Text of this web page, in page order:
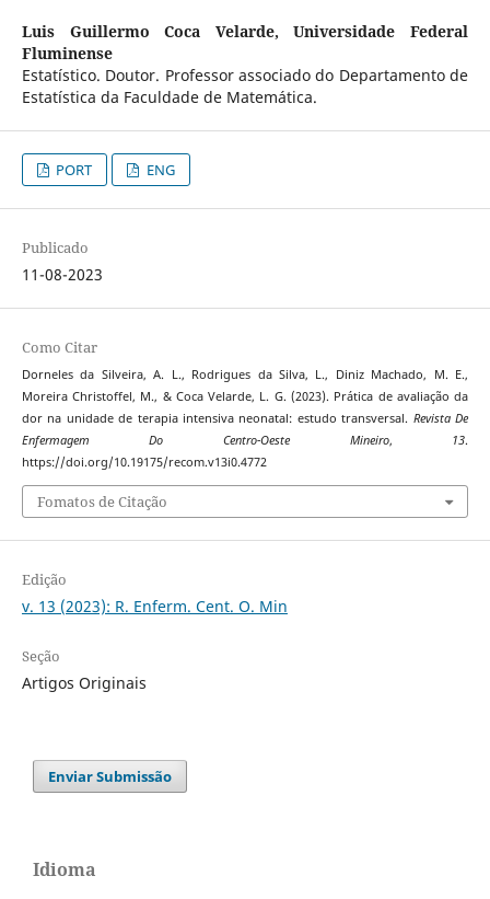
Luis Guillermo Coca Velarde,Universidade Federal
Fluminense
Estatístico. Doutor. Professor associado do Departamento de
Estatística da Faculdade de Matemática.
PORT ENG
Publicado
11-08-2023
Como Citar
Dorneles da Silveira, A. L., Rodrigues da Silva, L., Diniz Machado, M. E.,
Moreira Christoffel, M., & Coca Velarde, L. G. (2023). Prática de avaliação da
dor na unidade de terapia intensiva neonatal: estudo transversal. Revista De
Enfermagem Do Centro-Oeste Mineiro, 13.
https://doi.org/10.19175/recom.v13i0.4772
Fomatos de Citação
Edição
v. 13 (2023): R. Enferm. Cent. O. Min
Seção
Artigos Originais
Enviar Submissão
Idioma